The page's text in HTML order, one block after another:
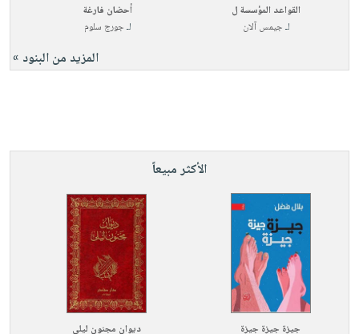
القواعد المؤسسة ل
لـجيمس آلان
أحضان فارغة
لـجورج سلوم
المزيد من البنود »
الأكثر مبيعاً
جيزة جيزة جيزة ديوان مجنون ليلى